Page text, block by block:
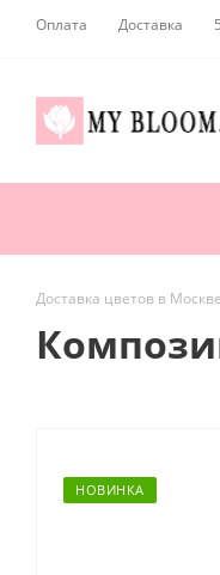
Оплата Доставка
Доставка цветов в Москве
НОВИНКА